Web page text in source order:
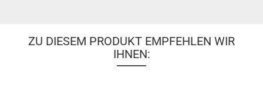
ZU DIESEM PRODUKT EMPFEHLEN WIR
IHNEN: